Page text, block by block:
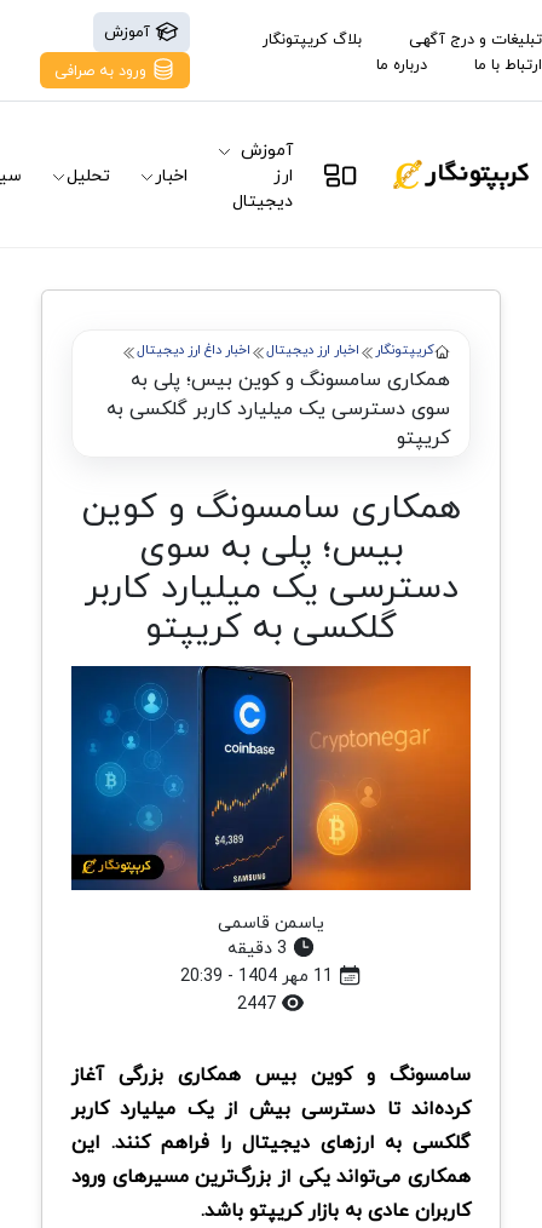
تبلیغات و درج آگهی
بلاگ کریپتونگار
ارتباط با ما
درباره ما
آموزش
ورود به صرافی
آموزش
ارز
دیجیتال
اخبار تحلیل
کریپتونگار اخبار ارز دیجیتال اخبار داغ ارز دیجیتال
همکاری سامسونگ و کوین بیس؛ پلی به
سوی دسترسی یک میلیارد کاربر گلکسی به
کریپتو
همکاری سامسونگ و کوین
بیس؛ پلی به سوی
دسترسی یک میلیارد کاربر
گلکسی به کریپتو
یاسمن قاسمی
سامسونگ و کوین بیس همکاری بزرگی آغاز
کرده‌اند تا دسترسی بیش از یک میلیارد کاربر
گلکسی به ارزهای دیجیتال را فراهم کنند. این
همکاری می‌تواند یکی از بزرگ‌ترین مسیرهای ورود
کاربران عادی به بازار کریپتو باشد.